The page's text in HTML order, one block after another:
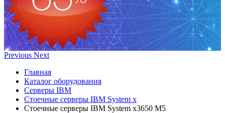
Previous Next
Главная
Каталог оборудования
Серверы IBM
Стоечные серверы IBM System x
Стоечные серверы IBM System x3650 M5